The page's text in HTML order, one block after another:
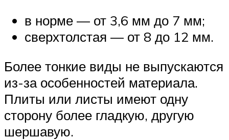
в норме — от 3,6 мм до 7 мм;
сверхтолстая — от 8 до 12 мм.
Более тонкие виды не выпускаются
из-за особенностей материала.
Плиты или листы имеют одну
сторону более гладкую, другую
шершавую.